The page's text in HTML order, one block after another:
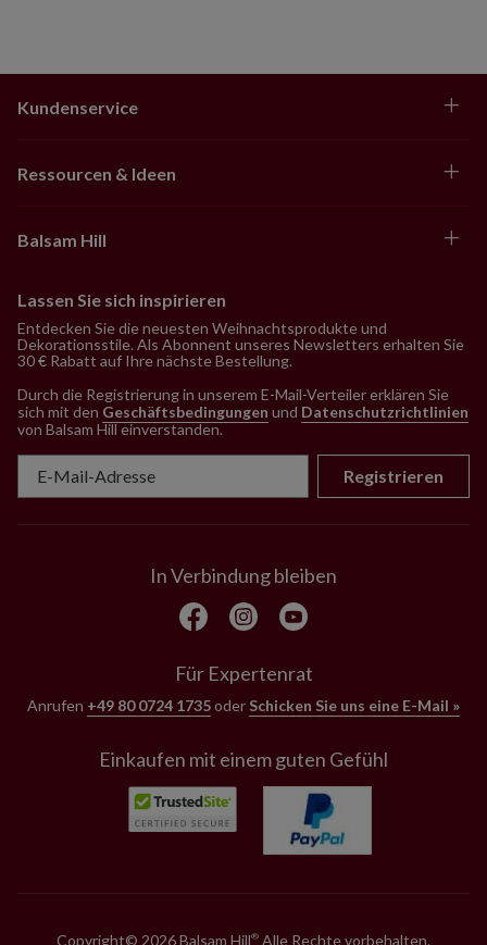
Kundenservice
Ressourcen & Ideen
Balsam Hill
Lassen Sie sich inspirieren
Entdecken Sie die neuesten Weihnachtsprodukte und
Dekorationsstile. Als Abonnent unseres Newsletters erhalten Sie
30 € Rabatt auf Ihre nächste Bestellung.
Durch die Registrierung in unserem E-Mail-Verteiler erklären Sie
sich mit den Geschäftsbedingungen und Datenschutzrichtlinien
von Balsam Hill einverstanden.
Registrieren
In Verbindung bleiben
Für Expertenrat
Anrufen +49 80 0724 1735oder Schicken Sie uns eine E-Mail »
Einkaufen mit einem guten Gefühl
Copyright© 2026 Balsam Hill® Alle Rechte vorbehalten.